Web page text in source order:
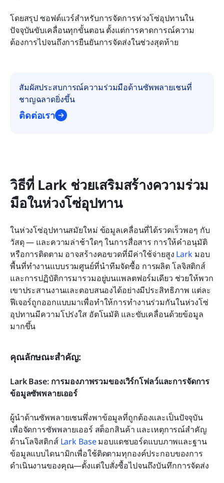
โดยสรุป ซอฟต์แวร์สำหรับการจัดการห่วงโซ่อุปทานใน
ปัจจุบันขับเคลื่อนทุกขั้นตอน ตั้งแต่การคาดการณ์ความ
ต้องการไปจนถึงการยืนยันการจัดส่งในช่วงสุดท้าย
สัมผัสประสบการณ์ความร่วมมือด้านซัพพลายเชนที่
ชาญฉลาดยิ่งขึ้น
ติดต่อเรา
วิธีที่ Lark ช่วยเสริมสร้างความร่วม
มือในห่วงโซ่อุปทาน
ในห่วงโซ่อุปทานสมัยใหม่ ข้อมูลเคลื่อนที่ได้รวดเร็วพอๆ กับ
วัสดุ — และความล่าช้าใดๆ ในการสื่อสาร การให้คำอนุมัติ
หรือการติดตาม อาจสร้างคอขวดที่มีค่าใช้จ่ายสูง Lark มอบ
พื้นที่ทำงานแบบรวมศูนย์ที่นำทีมจัดซื้อ การผลิต โลจิสติกส์
และการปฏิบัติการมารวมอยู่บนแพลตฟอร์มเดียว ช่วยให้พวก
เขาประสานงานและตอบสนองได้อย่างมีประสิทธิภาพ แต่ละ
ฟีเจอร์ถูกออกแบบมาเพื่อทำให้การทำงานร่วมกันในห่วงโซ่
อุปทานมีความโปร่งใส อัตโนมัติ และขับเคลื่อนด้วยข้อมูล
มากขึ้น
คุณลักษณะสำคัญ:
Lark Base: การมองภาพรวมของเวิร์กโฟลว์และการจัดการ
ข้อมูลซัพพลายเออร์
ผู้นำด้านซัพพลายเชนพึ่งพาข้อมูลที่ถูกต้องและเป็นปัจจุบัน
เพื่อจัดการซัพพลายเออร์ สต็อกสินค้า และเหตุการณ์สำคัญ
ด้านโลจิสติกส์ Lark Base มอบแดชบอร์ดแบบภาพและฐาน
ข้อมูลแบบไดนามิกเพื่อใช้ติดตามทุกองค์ประกอบของการ
ดำเนินงานของคุณ—ตั้งแต่ใบสั่งซื้อไปจนถึงบันทึกการจัดส่ง